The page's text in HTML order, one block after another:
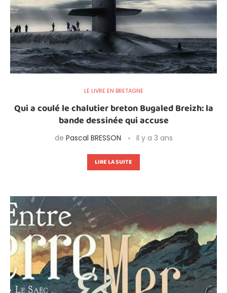
LE LIVRE EN BRETAGNE
Qui a coulé le chalutier breton Bugaled Breizh: la
bande dessinée qui accuse
de Pascal BRESSON Il y a 3 ans
LIRE LA SUITE